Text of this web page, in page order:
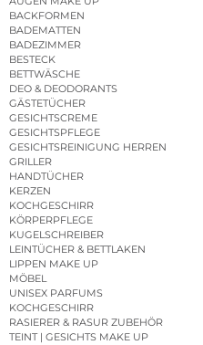
BACKFORMEN
BADEMATTEN
BADEZIMMER
BESTECK
BETTWÄSCHE
DEO & DEODORANTS
GÄSTETÜCHER
GESICHTSCREME
GESICHTSPFLEGE
GESICHTSREINIGUNG HERREN
GRILLER
HANDTÜCHER
KERZEN
KOCHGESCHIRR
KÖRPERPFLEGE
KUGELSCHREIBER
LEINTÜCHER & BETTLAKEN
LIPPEN MAKE UP
MÖBEL
UNISEX PARFUMS
KOCHGESCHIRR
RASIERER & RASUR ZUBEHÖR
TEINT | GESICHTS MAKE UP